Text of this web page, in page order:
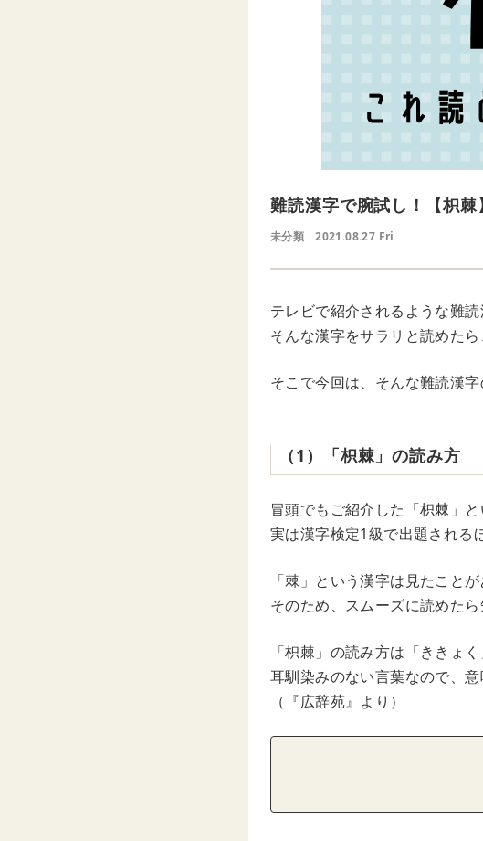
難読漢字で腕試し！【枳棘
未分類 2021.08.27 Fri
テレビで紹介されるような難
そんな漢字をサラリと読めたら
そこで今回は、そんな難読漢
（1）「枳棘」の読み方
冒頭でもご紹介した「枳棘」
実は漢字検定1級で出題される
「棘」という漢字は見たこと
そのため、スムーズに読めた
「枳棘」の読み方は「ききょ
耳馴染みのない言葉なので、
（『広辞苑』より）